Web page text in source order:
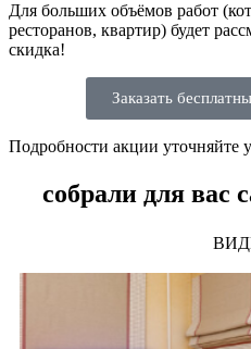
Для больших объёмов работ
ресторанов, квартир) будет
скидка!
Заказать
Подробности акции уточняйте
собрали для вас